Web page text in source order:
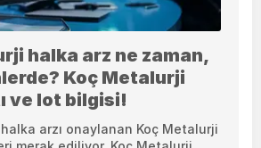
halka arz ne zaman,
Koç Metalurji
ve lot bilgisi!
arzı onaylanan Koç Metalurji